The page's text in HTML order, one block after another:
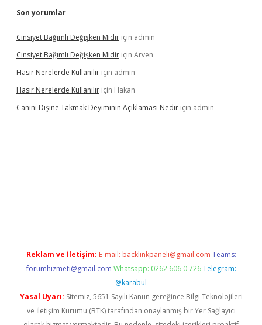
Son yorumlar
Cinsiyet Bağımlı Değişken Midir için admin
Cinsiyet Bağımlı Değişken Midir için Arven
Hasır Nerelerde Kullanılır için admin
Hasır Nerelerde Kullanılır için Hakan
Canını Dişine Takmak Deyiminin Açıklaması Nedir için admin
Reklam ve İletişim: E-mail: backlinkpaneli@gmail.com Teams:
forumhizmeti@gmail.com Whatsapp: 0262 606 0 726 Telegram:
@karabul
Yasal Uyarı: Sitemiz, 5651 Sayılı Kanun gereğince Bilgi Teknolojileri
ve İletişim Kurumu (BTK) tarafından onaylanmış bir Yer Sağlayıcı